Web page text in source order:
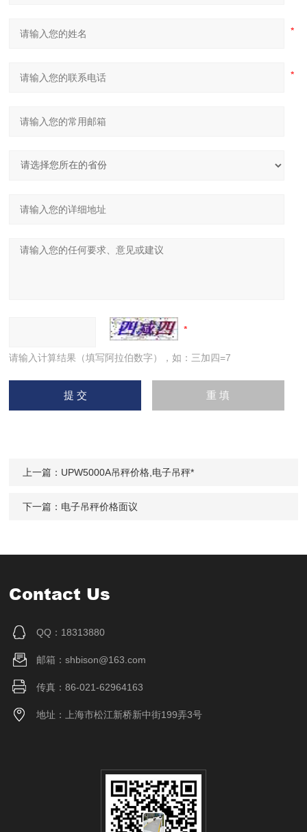
请输入计算结果（填写阿拉伯数字），如：三加四=7
上一篇： UPW5000A吊秤价格,电子吊秤*
下一篇： 电子吊秤价格面议
Contact Us
QQ：18313880
邮箱：shbison@163.com
传真：86-021-62964163
地址：上海市松江新桥新中街199弄3号